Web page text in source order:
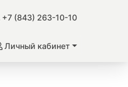
+7 (843) 263-10-10
Личный кабинет